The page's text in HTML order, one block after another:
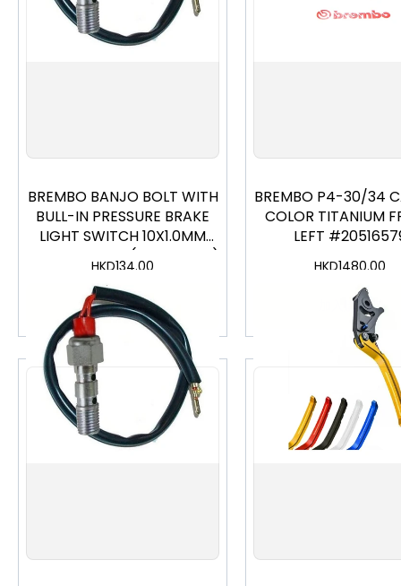
BREMBO BANJO BOLT WITH
BULL-IN PRESSURE BRAKE
LIGHT SWITCH 10X1.0MM
FOR 2 BANJOS (0626MQ30)
HKD134.00
加入購物車
BREMBO P4-30/34
COLOR TITANIUM
LEFT
HKD1480.00
加入購物車